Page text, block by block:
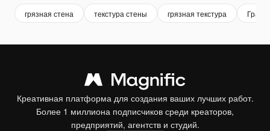
грязная стена текстура стены грязная текстура
Креативная платформа для создания ваших лучших работ.
Более 1 миллиона подписчиков среди креаторов,
предприятий, агентств и студий.